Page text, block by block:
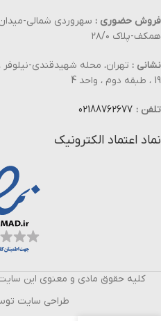
فروش حضوری : سهروردی شمالی-
همکف-پلاک ۲۸/۰
نشانی : تهران، محله شهیدقندی-نیلوفر
19 ، طبقه دوم ، واحد 4
تلفن : 02188762677
نماد اعتماد الکترونیک
کلیه حقوق مادی و معنوی این
طراحی سایت